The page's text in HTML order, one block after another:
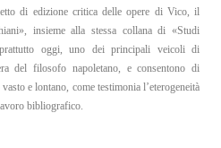
di edizione critica delle opere di Vico, il
insieme alla stessa collana di «Studi
oggi, uno dei principali veicoli di
del filosofo napoletano, e consentono di
e lontano, come testimonia l’eterogeneità
bibliografico.